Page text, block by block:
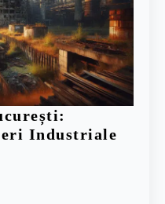
Industriale